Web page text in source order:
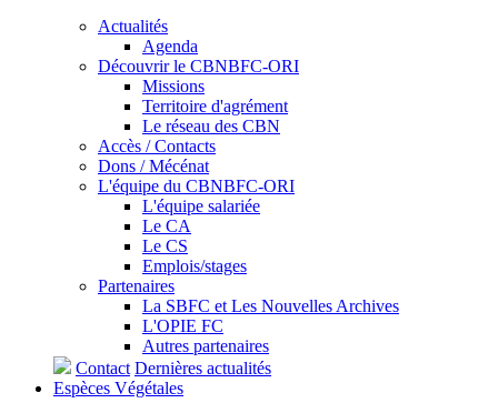
Actualités
Agenda
Découvrir le CBNBFC-ORI
Missions
Territoire d'agrément
Le réseau des CBN
Accès / Contacts
Dons / Mécénat
L'équipe du CBNBFC-ORI
L'équipe salariée
Le CA
Le CS
Emplois/stages
Partenaires
La SBFC et Les Nouvelles Archives
L'OPIE FC
Autres partenaires
Contact Dernières actualités
Espèces Végétales